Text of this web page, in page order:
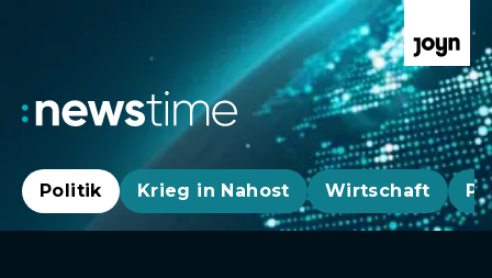
Politik Krieg in Nahost Wirtschaft